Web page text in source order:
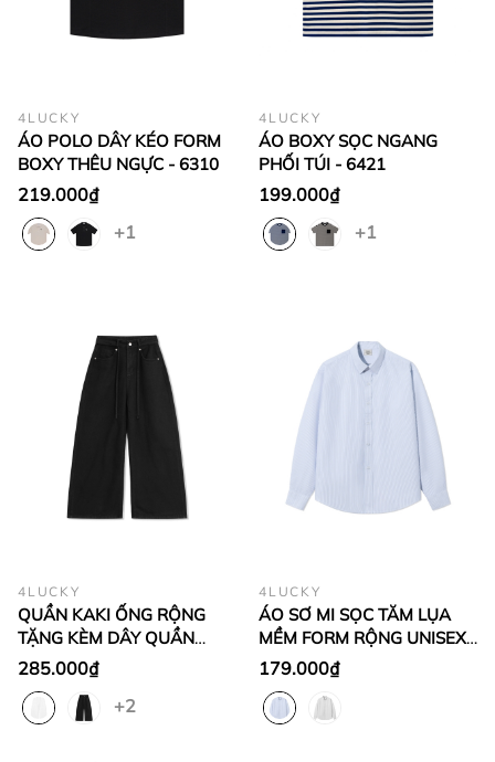
4LUCKY
ÁO POLO DÂY KÉO FORM
BOXY THÊU NGỰC - 6310
219.000₫
+1
4LUCKY
ÁO BOXY SỌC NGANG
PHỐI TÚI - 6421
199.000₫
+1
4LUCKY
QUẦN KAKI ỐNG RỘNG
TẶNG KÈM DÂY QUẦN
UNISEX - 6221
285.000₫
+2
4LUCKY
ÁO SƠ MI SỌC TĂM LỤA
MỀM FORM RỘNG UNISEX -
6813
179.000₫